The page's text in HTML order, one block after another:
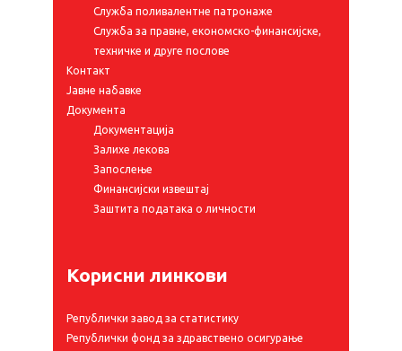
Служба поливалентне патронаже
Служба за правне, економско-финансијске,
техничке и друге послове
Контакт
Јавне набавке
Документа
Документација
Залихе лекова
Запослење
Финансијски извештај
Заштита података о личности
Корисни линкови
Републички завод за статистику
Републички фонд за здравствено осигурање